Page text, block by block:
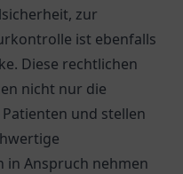
zur
ist ebenfalls
Diese rechtlichen
nicht nur die
und stellen
in Anspruch nehmen